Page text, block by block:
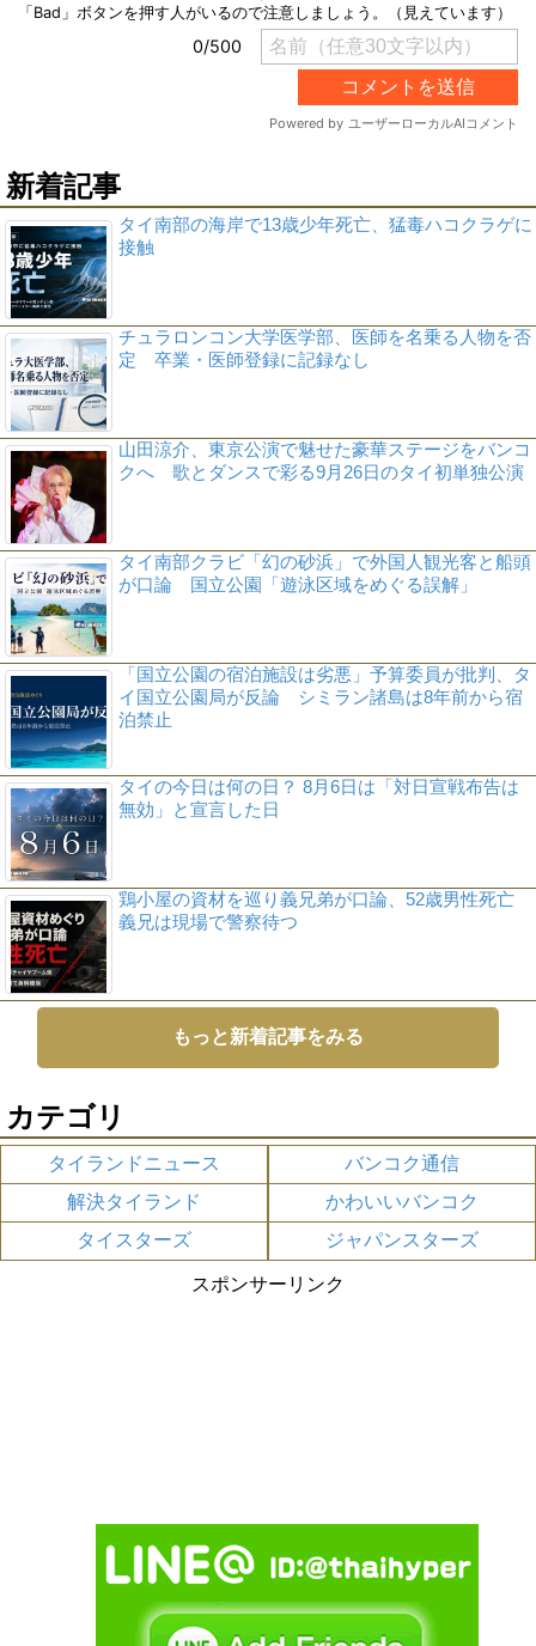
新着記事
タイ南部の海岸で13歳少年死亡、猛毒ハコクラゲに
接触
チュラロンコン大学医学部、医師を名乗る人物を否
定 卒業・医師登録に記録なし
山田涼介、東京公演で魅せた豪華ステージをバンコ
クへ 歌とダンスで彩る9月26日のタイ初単独公演
タイ南部クラビ「幻の砂浜」で外国人観光客と船頭
が口論 国立公園「遊泳区域をめぐる誤解」
「国立公園の宿泊施設は劣悪」予算委員が批判、タ
イ国立公園局が反論 シミラン諸島は8年前から宿
泊禁止
タイの今日は何の日？ 8月6日は「対日宣戦布告は
無効」と宣言した日
鶏小屋の資材を巡り義兄弟が口論、52歳男性死亡
義兄は現場で警察待つ
もっと新着記事をみる
カテゴリ
タイランドニュース
バンコク通信
解決タイランド
かわいいバンコク
タイスターズ
ジャパンスターズ
スポンサーリンク